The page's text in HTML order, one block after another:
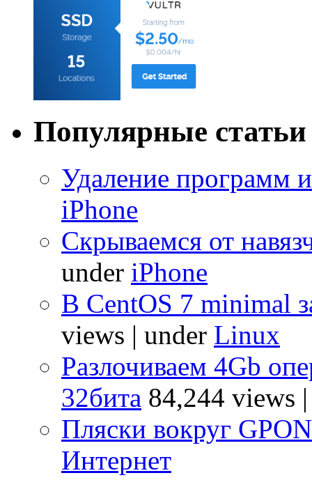
Популярные статьи
Удаление программ
iPhone
Скрываемся от
under iPhone
В CentOS 7 minimal
views | under Linux
Разлочиваем 4Gb
32бита 84,244 views
Пляски вокруг
Интернет